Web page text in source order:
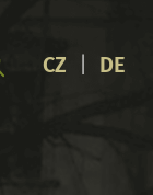
CZ DE